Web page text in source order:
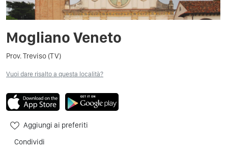
Mogliano Veneto
Prov. Treviso (TV)
Vuoi dare risalto a questa località?
Aggiungi ai preferiti
Condividi